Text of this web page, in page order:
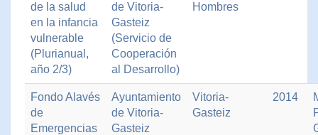
de la salud
en la infancia
vulnerable
(Plurianual,
año 2/3)
de Vitoria-
Gasteiz
(Servicio de
Cooperación
al Desarrollo)
Hombres
Fondo Alavés
de
Emergencias
Ayuntamiento
de Vitoria-
Gasteiz
Vitoria-
Gasteiz
2014